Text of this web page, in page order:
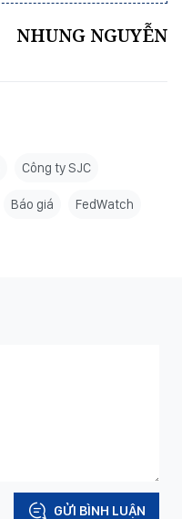
NHUNG NGUYỄN
Công ty SJC
Báo giá FedWatch
GỬI BÌNH LUẬN